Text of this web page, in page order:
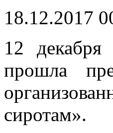
18.12.2017
12
прошла
сиротам».